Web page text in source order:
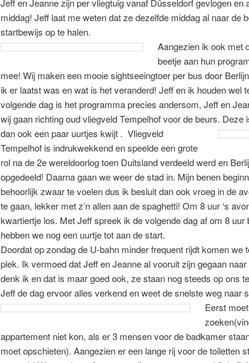
Jeff en Jeanne zijn per vliegtuig vanaf Düsseldorf gevlogen en
middag! Jeff laat me weten dat ze dezelfde middag al naar de
startbewijs op te halen.
Aangezien ik ook met
beetje aan hun
mee! Wij maken een mooie sightseeingtoer per bus door
ik er laatst was en wat is het veranderd! Jeff en ik houden wel
volgende dag is het programma precies andersom, Jeff en
wij gaan richting oud vliegveld Tempelhof voor de beurs. Deze
dan ook een paar uurtjes kwijt . Vliegveld
Tempelhof is indrukwekkend en speelde een grote
rol na de 2e wereldoorlog toen Duitsland verdeeld werd en
opgedeeld! Daarna gaan we weer de stad in. Mijn benen
behoorlijk zwaar te voelen dus ik besluit dan ook vroeg in de
te gaan, lekker met z’n allen aan de spaghetti! Om 8 uur ‘s
kwartiertje los. Met Jeff spreek ik de volgende dag af om 8 uur
hebben we nog een uurtje tot aan de start.
Doordat op zondag de U-bahn minder frequent rijdt komen we
plek. Ik vermoed dat Jeff en Jeanne al vooruit zijn gegaan
denk ik en dat is maar goed ook, ze staan nog steeds op ons
Jeff de dag ervoor alles verkend en weet de snelste weg naar
Eerst
appartement niet kon, als er 3 mensen voor de badkamer
moet opschieten). Aangezien er een lange rij voor de toiletten